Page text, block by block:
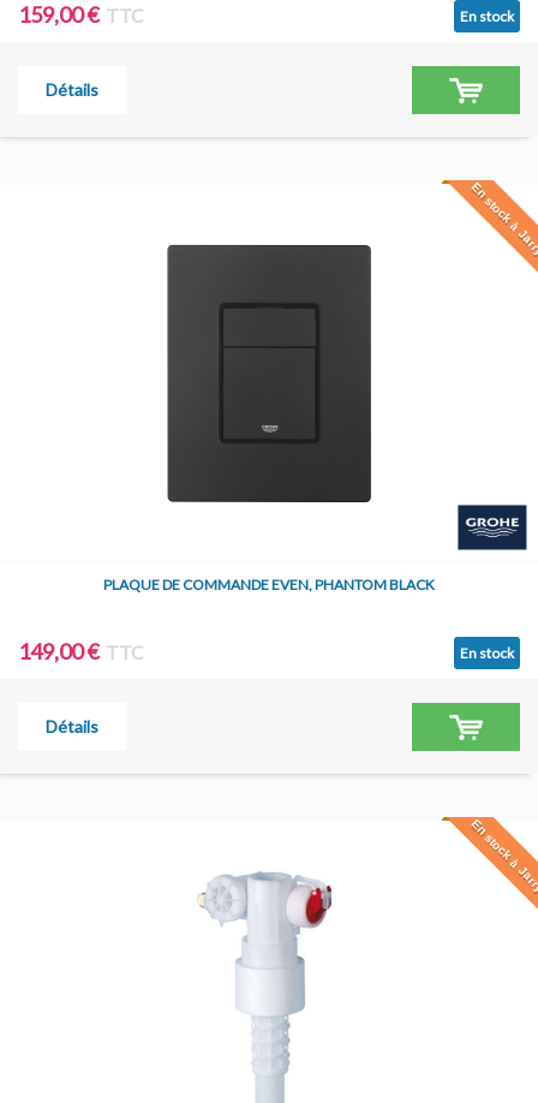
159,00 € TTC En stock
Détails
En stock à
PLAQUE DE COMMANDE EVEN, PHANTOM BLACK
149,00 € TTC En stock
Détails
En stock à